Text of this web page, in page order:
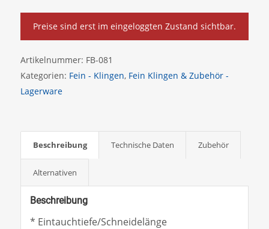
Preise sind erst im eingeloggten Zustand sichtbar.
Artikelnummer: FB-081
Kategorien: Fein - Klingen, Fein Klingen & Zubehör -
Lagerware
Beschreibung Technische Daten Zubehör
Alternativen
Beschreibung
* Eintauchtiefe/Schneidelänge